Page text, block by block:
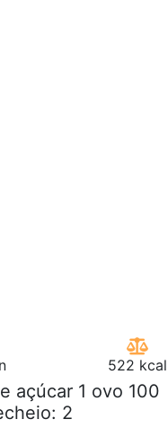
522 kcal
açúcar 1 ovo 100
2